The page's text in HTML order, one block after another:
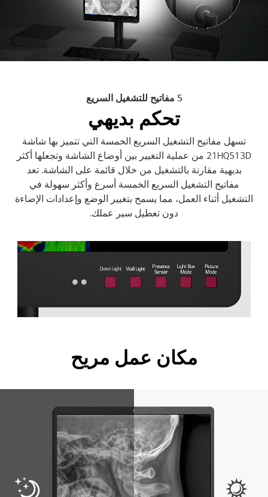
5 مفاتيح للتشغيل السريع
تحكم بديهي
تسهل مفاتيح التشغيل السريع الخمسة التي تتميز بها شاشة
21HQ513D من عملية التغيير بين أوضاع الشاشة وتجعلها أكثر
بديهية مقارنة بالتشغيل من خلال قائمة على الشاشة. تعد
مفاتيح التشغيل السريع الخمسة أسرع وأكثر سهولة في
التشغيل أثناء العمل، مما يسمح بتغيير الوضع وإعدادات الإضاءة
دون تعطيل سير عملك.
مكان عمل مريح